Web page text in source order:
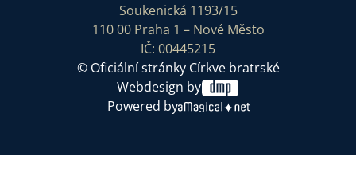
Soukenická 1193/15
110 00 Praha 1 – Nové Město
IČ: 00445215
© Oficiální stránky Církve bratrské
Webdesign by
Powered by